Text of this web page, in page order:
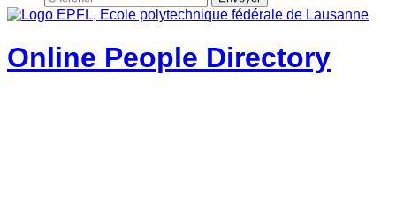
Online People Directory